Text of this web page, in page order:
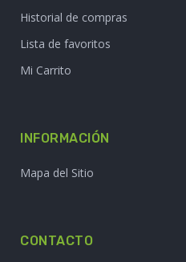
Historial de compras
Lista de favoritos
Mi Carrito
INFORMACIÓN
Mapa del Sitio
CONTACTO